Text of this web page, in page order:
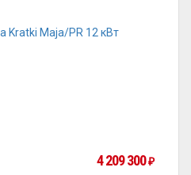
4 209 300₽